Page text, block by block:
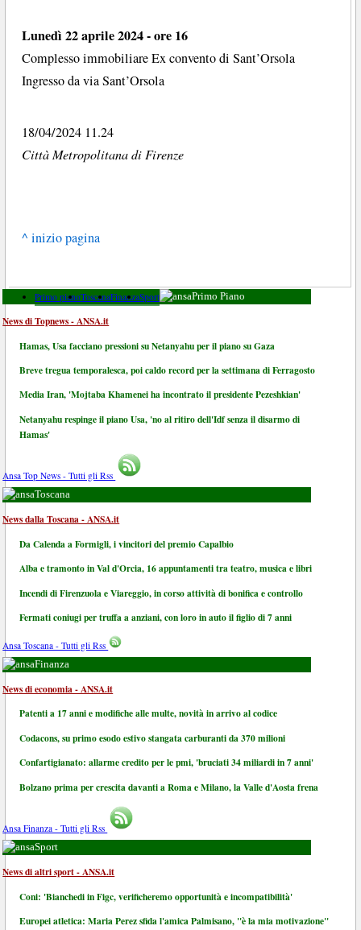
Lunedì 22 aprile 2024 - ore 16
Complesso immobiliare Ex convento di Sant’Orsola
Ingresso da via Sant’Orsola
18/04/2024 11.24
Città Metropolitana di Firenze
^ inizio pagina
Primo pianoToscanaFinanzaSport Primo Piano
News di Topnews - ANSA.it
Hamas, Usa facciano pressioni su Netanyahu per il piano su Gaza
Breve tregua temporalesca, poi caldo record per la settimana di Ferragosto
Media Iran, 'Mojtaba Khamenei ha incontrato il presidente Pezeshkian'
Netanyahu respinge il piano Usa, 'no al ritiro dell'Idf senza il disarmo di
Hamas'
Ansa Top News - Tutti gli Rss
Toscana
News dalla Toscana - ANSA.it
Da Calenda a Formigli, i vincitori del premio Capalbio
Alba e tramonto in Val d'Orcia, 16 appuntamenti tra teatro, musica e libri
Incendi di Firenzuola e Viareggio, in corso attività di bonifica e controllo
Fermati coniugi per truffa a anziani, con loro in auto il figlio di 7 anni
Ansa Toscana - Tutti gli Rss
Finanza
News di economia - ANSA.it
Patenti a 17 anni e modifiche alle multe, novità in arrivo al codice
Codacons, su primo esodo estivo stangata carburanti da 370 milioni
Confartigianato: allarme credito per le pmi, 'bruciati 34 miliardi in 7 anni'
Bolzano prima per crescita davanti a Roma e Milano, la Valle d'Aosta frena
Ansa Finanza - Tutti gli Rss
Sport
News di altri sport - ANSA.it
Coni: 'Bianchedi in Figc, verificheremo opportunità e incompatibilità'
Europei atletica: Maria Perez sfida l'amica Palmisano, "è la mia motivazione"